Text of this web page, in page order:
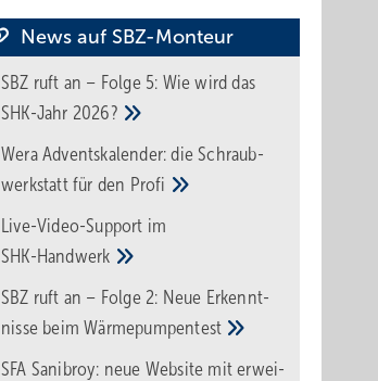
News auf SBZ-Monteur
SBZ ruft an – Folge 5: Wie wird das
SHK-Jahr 2026?
Wera Adventskalender: die Schraub­
werk­statt für den Pro­fi
Live-Video-Support im
SHK-Handwerk
SBZ ruft an – Folge 2: Neue Erkennt­
nisse beimWärme­pumpen­test
SFA Sanibroy: neue Web­site mit erwei­